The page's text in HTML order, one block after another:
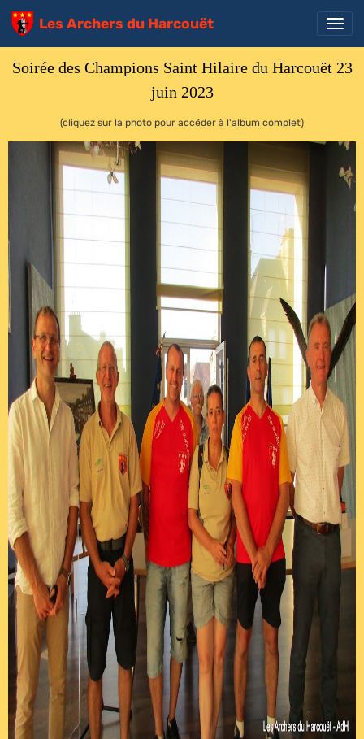
Les Archers du Harcouët
Soirée des Champions Saint Hilaire du Harcouët 23
juin 2023
(cliquez sur la photo pour accéder à l'album complet)